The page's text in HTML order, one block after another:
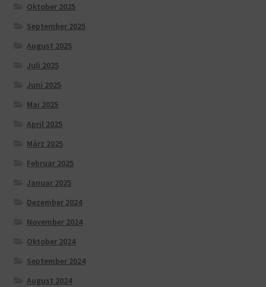
Oktober 2025
September 2025
August 2025
Juli 2025
Juni 2025
Mai 2025
April 2025
März 2025
Februar 2025
Januar 2025
Dezember 2024
November 2024
Oktober 2024
September 2024
August 2024